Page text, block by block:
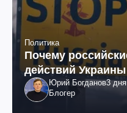
Политика
Почему
действий Украины
Юрий Богданов3
Блогер